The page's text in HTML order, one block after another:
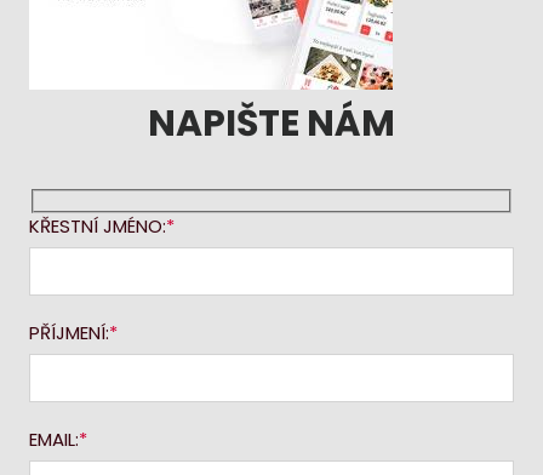
NAPIŠTE NÁM
KŘESTNÍ JMÉNO:
PŘÍJMENÍ:
EMAIL: